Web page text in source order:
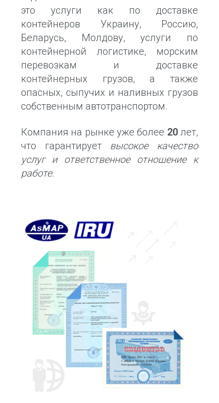
это услуги как по доставке
контейнеров Украину, Россию,
Беларусь, Молдову, услуги по
контейнерной логистике, морским
перевозкам и доставке
контейнерных грузов, а также
опасных, сыпучих и наливных грузов
собственным автотранспортом.
Компания на рынке уже более 20лет,
что гарантирует высокое качество
услуг и ответственное отношение к
работе.